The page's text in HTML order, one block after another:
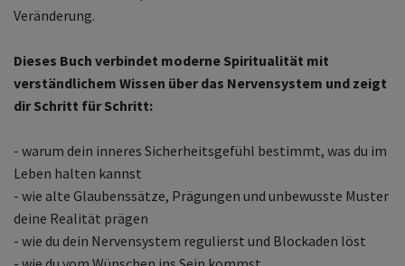
Veränderung.
Dieses Buch verbindet moderne Spiritualität mit
verständlichem Wissen über das Nervensystem und zeigt
dir Schritt für Schritt:
- warum dein inneres Sicherheitsgefühl bestimmt, was du im
Leben halten kannst
- wie alte Glaubenssätze, Prägungen und unbewusste Muster
deine Realität prägen
- wie du dein Nervensystem regulierst und Blockaden löst